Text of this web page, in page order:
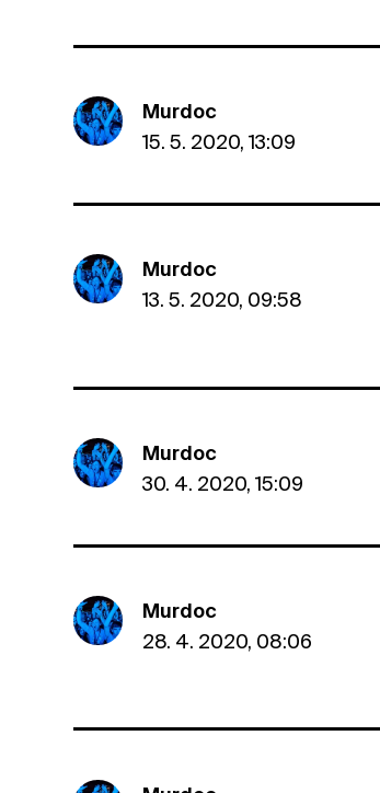
Murdoc
15. 5. 2020, 13:09
Murdoc
13. 5. 2020, 09:58
Murdoc
30. 4. 2020, 15:09
Murdoc
28. 4. 2020, 08:06